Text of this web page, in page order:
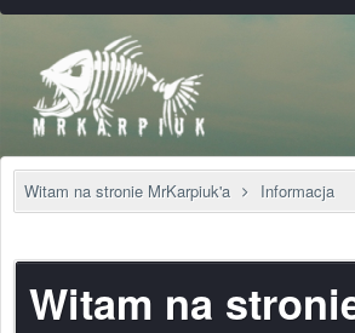
Witam na stronie MrKarpiuk'a Informacja
Witam na